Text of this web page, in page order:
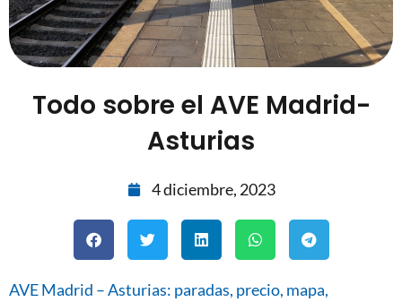
Todo sobre el AVE Madrid-
Asturias
4 diciembre, 2023
AVE Madrid – Asturias: paradas, precio, mapa,